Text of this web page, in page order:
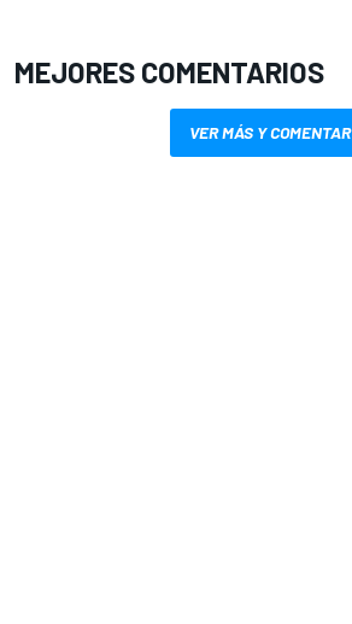
MEJORES COMENTARIOS
VER MÁS Y COMENTAR